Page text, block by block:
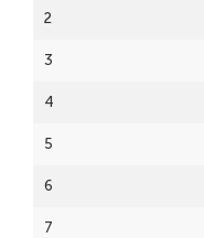
2
3
4
5
6
7